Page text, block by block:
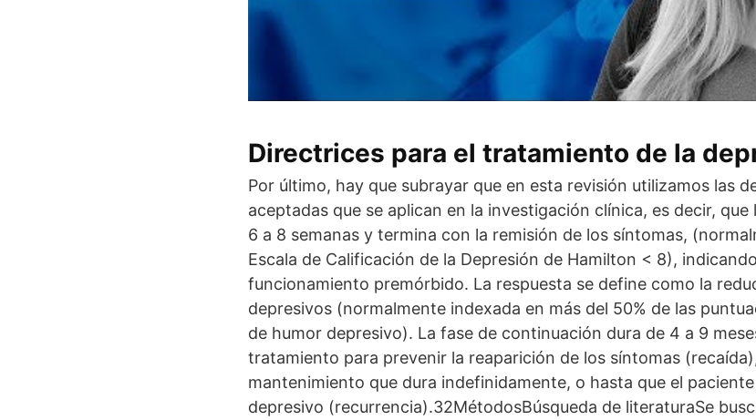
Directrices para el tratamiento de la
Por último, hay que subrayar que en esta revisión utilizamos las
aceptadas que se aplican en la investigación clínica, es decir, que
6 a 8 semanas y termina con la remisión de los síntomas,
Escala de Calificación de la Depresión de Hamilton < 8),
funcionamiento premórbido. La respuesta se define como la
depresivos (normalmente indexada en más del 50% de las
de humor depresivo). La fase de continuación dura de 4 a 9
tratamiento para prevenir la reaparición de los síntomas
mantenimiento que dura indefinidamente, o hasta que el
depresivo (recurrencia).32MétodosBúsqueda de literaturaSe